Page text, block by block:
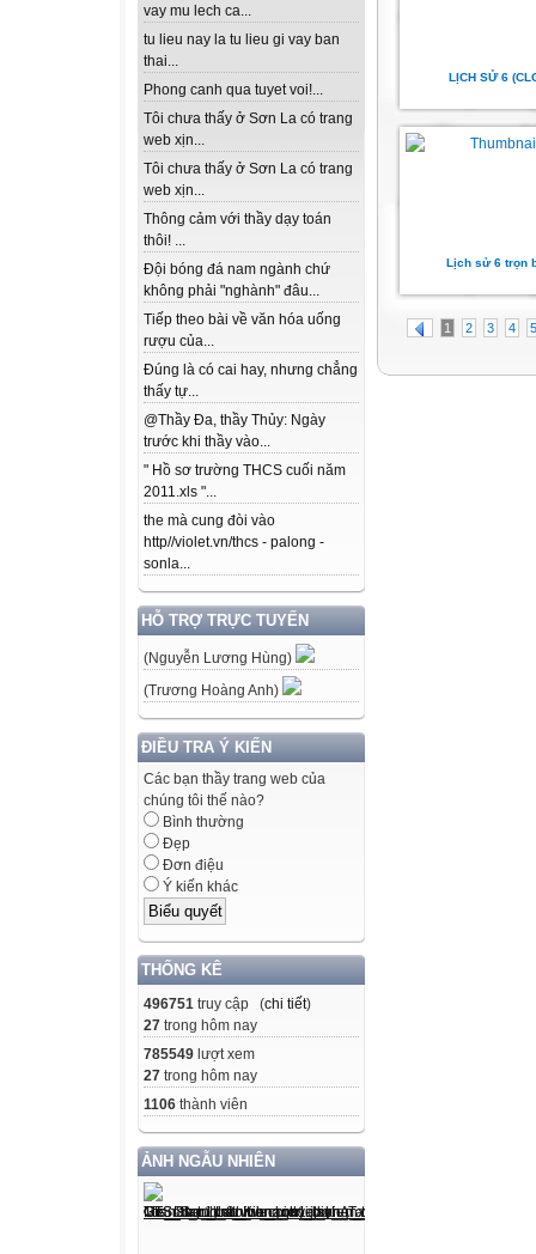
vay mu lech ca...
tu lieu nay la tu lieu gi vay ban
thai...
Phong canh qua tuyet voi!...
Tôi chưa thấy ở Sơn La có trang
web xịn...
Tôi chưa thấy ở Sơn La có trang
web xịn...
Thông cảm với thầy dạy toán
thôi! ...
Đội bóng đá nam ngành chứ
không phải "nghành" đâu...
Tiếp theo bài về văn hóa uống
rượu của...
Đúng là có cai hay, nhưng chẳng
thấy tự...
@Thầy Đa, thầy Thủy: Ngày
trước khi thầy vào...
" Hồ sơ trường THCS cuối năm
2011.xls "...
the mà cung đòi vào
http//violet.vn/thcs - palong -
sonla...
HỖ TRỢ TRỰC TUYẾN
(Nguyễn Lương Hùng)
(Trương Hoàng Anh)
ĐIỀU TRA Ý KIẾN
Các bạn thầy trang web của
chúng tôi thế nào?
Bình thường
Đẹp
Đơn điệu
Ý kiến khác
THỐNG KÊ
496751 truy cập (chi tiết)
27 trong hôm nay
785549 lượt xem
27 trong hôm nay
1106 thành viên
ẢNH NGẪU NHIÊN
LỊCH SỬ 6
Lịch sử 6 trọn
1 2 3 4 5